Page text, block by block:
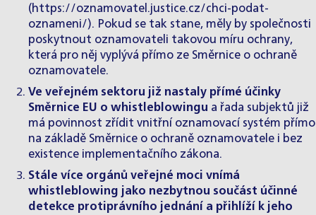
(https://oznamovatel.justice.cz/chci-podat-
oznameni/). Pokud se tak stane, měly by společnosti
poskytnout oznamovateli takovou míru ochrany,
která pro něj vyplývá přímo ze Směrnice o ochraně
oznamovatele.
Ve veřejném sektoru již nastaly přímé účinky
Směrnice EU o whistleblowingu a řada subjektů již
má povinnost zřídit vnitřní oznamovací systém přímo
na základě Směrnice o ochraně oznamovatele i bez
existence implementačního zákona.
Stále více orgánů veřejné moci vnímá
whistleblowing jako nezbytnou součást účinné
detekce protiprávního jednání a přihlíží k jeho